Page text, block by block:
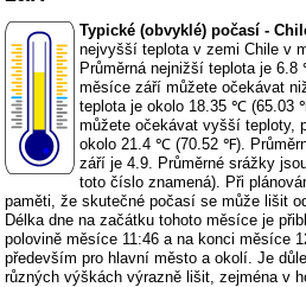
Typické (obvyklé) počasí -
nejvyšší teplota v zemi Chile v
Průměrná nejnižší teplota je
měsíce září můžete očekávat
teplota je okolo 18.35 ℃ (65.03
můžete očekávat vyšší teploty,
okolo 21.4 ℃ (70.52 ℉).
září je 4.9. Průměrné srážky
toto číslo znamená). Při
paměti, že skutečné počasí se může lišit
Délka dne na začátku tohoto měsíce je
polovině měsíce 11:46 a na konci měsíce
především pro hlavní město a okolí. Je
různých výškách výrazně lišit, zejména v